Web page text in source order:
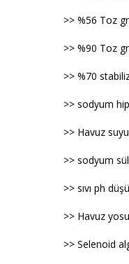
>> %56 Toz
>> %90 Toz
>> %70
>> sodyum
>> Havuz
>> sodyum
>> sıvı ph
>> Havuz
>> Selenoid